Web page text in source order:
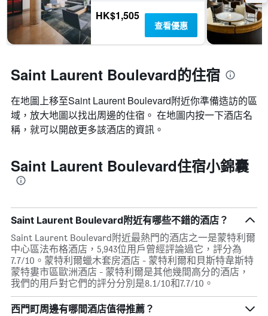
HK$1,505
查看優惠
Saint Laurent Boulevard的住宿
在地圖上移至Saint Laurent Boulevard​​附近你準備造訪的區
域，放大地圖以找出周邊的住宿。 在地圖内按一下酒店名
稱，就可以開啟更多該酒店的資訊。
Saint Laurent Boulevard住宿小錦囊
Saint Laurent Boulevard附近有哪些不錯的酒店？
Saint Laurent Boulevard附近最熱門的酒店之一是蒙特利爾
中心區法布格酒店，5,943位用戶曾經評論過它，評分為
7.7/10。蒙特利爾蠟木套房酒店 - 蒙特利爾和貝斯特韋斯特
蒙特婁市區歐洲酒店 - 蒙特利爾是其他幾間高分的酒店，
我們的用戶對它們的評分分別是8.1/10和7.7/10。
西門町周邊有哪間酒店值得推薦？